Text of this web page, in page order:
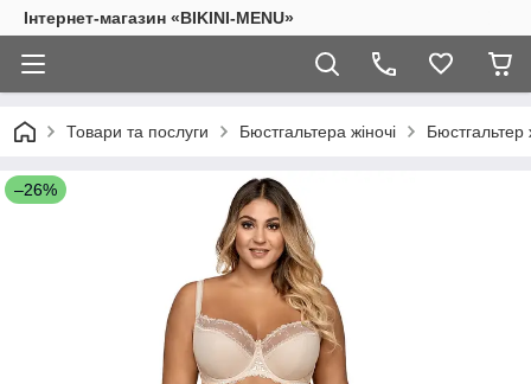
Інтернет-магазин «BIKINI-MENU»
Товари та послуги Бюстгальтера жіночі Бюстгальтер
–26%